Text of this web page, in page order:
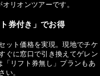
リオンツアーです。
券付き」でお得
ット価格を実現。現地でチケ
ぐに窓口で引き換えてゲレン
リフト券無し」プランもあ
い。